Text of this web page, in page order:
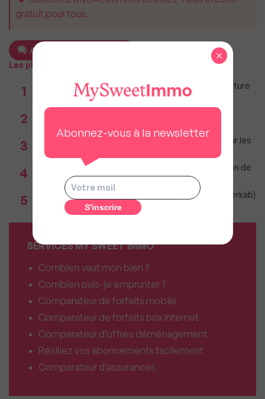
gratuit pour tous.
Ajouter un commentaire
Les plus populaires
1
Taxe foncière 2026 : Ces grandes villes où la facture
restera parmi les plus lourdes
2
Réseau immobilier : iad franchit le cap des 600
3
Immobilier : Ce que l’AI Act change vraiment pour les
agences depuis le 2 août 2026
4
Incendies : Quels sont vos droits si votre location de
vacances est annulée ?
5
Immobilier 1er semestre 2026 (Observatoire Interkab)
: Climat et géopolitique redessinent marché
SERVICES MY SWEET'IMMO
Combien vaut mon bien ?
Combien puis-je emprunter ?
Comparateur de forfaits mobile
Comparateur de forfaits box Internet
Comparateur d’offres déménagement
Résiliez vos abonnements facilement
Comparateur d’assurances
Abonnez-vous à la newsletter
×